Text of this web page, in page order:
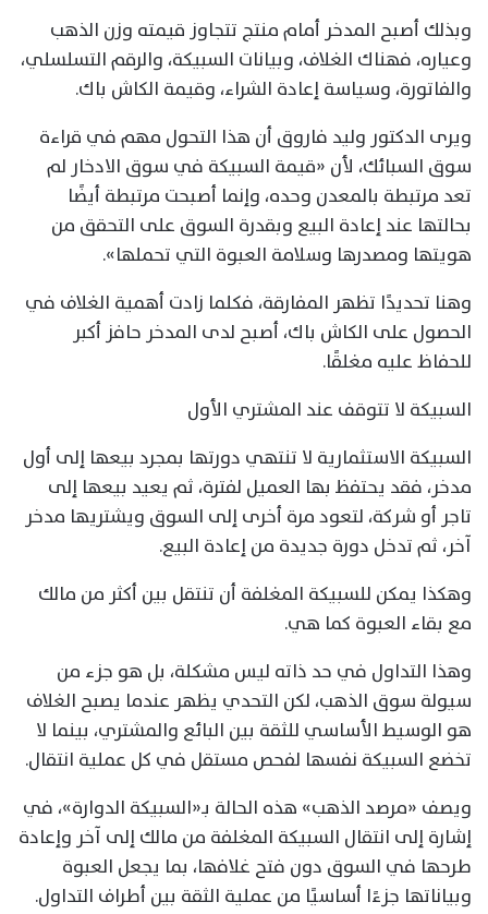
وبذلك أصبح المدخر أمام منتج تتجاوز قيمته وزن الذهب
وعياره، فهناك الغلاف، وبيانات السبيكة، والرقم التسلسلي،
والفاتورة، وسياسة إعادة الشراء، وقيمة الكاش باك.
ويرى الدكتور وليد فاروق أن هذا التحول مهم في قراءة
سوق السبائك، لأن «قيمة السبيكة في سوق الادخار لم
تعد مرتبطة بالمعدن وحده، وإنما أصبحت مرتبطة أيضًا
بحالتها عند إعادة البيع وبقدرة السوق على التحقق من
هويتها ومصدرها وسلامة العبوة التي تحملها».
وهنا تحديدًا تظهر المفارقة، فكلما زادت أهمية الغلاف في
الحصول على الكاش باك، أصبح لدى المدخر حافز أكبر
للحفاظ عليه مغلقًا.
السبيكة لا تتوقف عند المشتري الأول
السبيكة الاستثمارية لا تنتهي دورتها بمجرد بيعها إلى أول
مدخر، فقد يحتفظ بها العميل لفترة، ثم يعيد بيعها إلى
تاجر أو شركة، لتعود مرة أخرى إلى السوق ويشتريها مدخر
آخر، ثم تدخل دورة جديدة من إعادة البيع.
وهكذا يمكن للسبيكة المغلفة أن تنتقل بين أكثر من مالك
مع بقاء العبوة كما هي.
وهذا التداول في حد ذاته ليس مشكلة، بل هو جزء من
سيولة سوق الذهب، لكن التحدي يظهر عندما يصبح الغلاف
هو الوسيط الأساسي للثقة بين البائع والمشتري، بينما لا
تخضع السبيكة نفسها لفحص مستقل في كل عملية انتقال.
ويصف «مرصد الذهب» هذه الحالة بـ«السبيكة الدوارة»، في
إشارة إلى انتقال السبيكة المغلفة من مالك إلى آخر وإعادة
طرحها في السوق دون فتح غلافها، بما يجعل العبوة
وبياناتها جزءًا أساسيًا من عملية الثقة بين أطراف التداول.